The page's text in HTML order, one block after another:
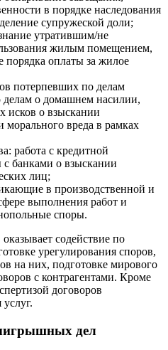
в порядке наследования
супружеской доли;
утратившим/не
жилым помещением,
порядка оплаты за жилое
потерпевших по делам
делам о домашнем насилии,
исков о взыскании
морального вреда в рамках
работа с кредитной
банками о взыскании
лиц;
в производственной и
выполнения работ и
споры.
содействие по
урегулирования споров,
на них, подготовке мирового
с контрагентами. Кроме
договоров
дел